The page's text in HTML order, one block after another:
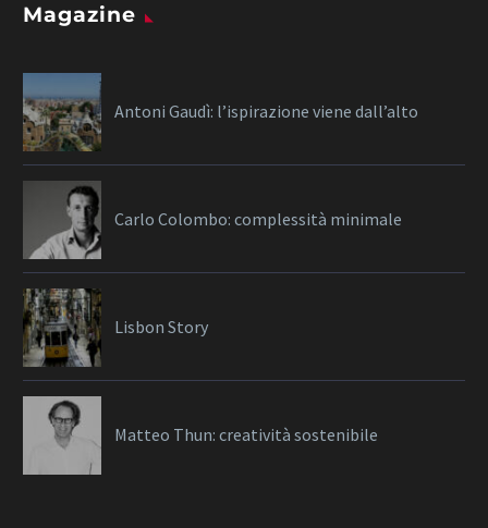
Magazine
Antoni Gaudì: l’ispirazione viene dall’alto
Carlo Colombo: complessità minimale
Lisbon Story
Matteo Thun: creatività sostenibile